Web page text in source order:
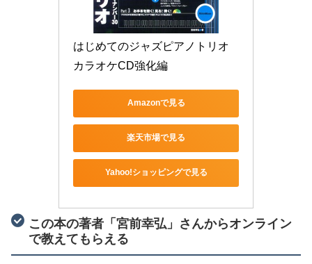
はじめてのジャズピアノトリオ
カラオケCD強化編
Amazonで見る
楽天市場で見る
Yahoo!ショッピングで見る
この本の著者「宮前幸弘」さんからオンライン
で教えてもらえる